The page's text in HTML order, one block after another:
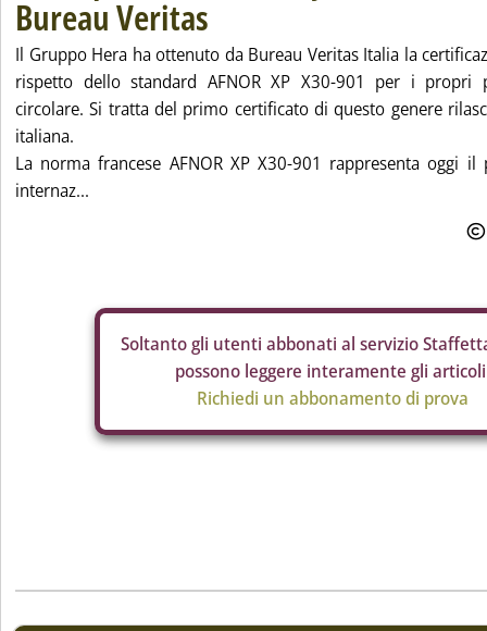
Bureau Veritas
Il Gruppo Hera ha ottenuto da Bureau Veritas Italia la
rispetto dello standard AFNOR XP X30-901 per i propri
circolare. Si tratta del primo certificato di questo genere
italiana.
La norma francese AFNOR XP X30-901 rappresenta oggi
internaz...
Soltanto gli utenti abbonati al servizio
possono leggere interamente gli
Richiedi un abbonamento di prova